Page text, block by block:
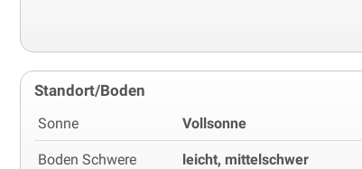
Standort/Boden
Sonne Vollsonne
Boden Schwere leicht, mittelschwer